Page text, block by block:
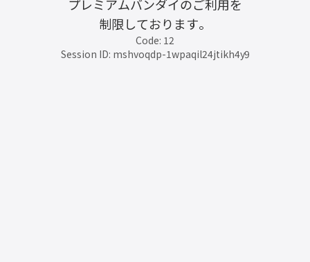
プレミアムバンダイのご利用を
制限しております。
Code: 12
Session ID: mshvoqdp-1wpaqil24jtikh4y9